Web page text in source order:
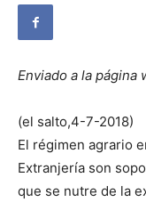
Enviado a la página
(el salto,4-7-2018)
El régimen agrario
Extranjería son
que se nutre de la